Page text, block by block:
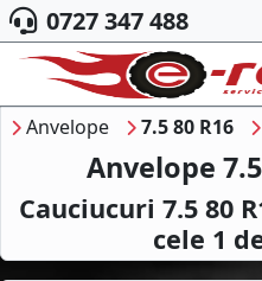
ACASA
DESPRE NOI
ANVELOPE
AUTO
MOTO
0727 347 488
Anvelope 7.5 80 R16
Anvelope
Cauciucuri 7.5 80
cele 1